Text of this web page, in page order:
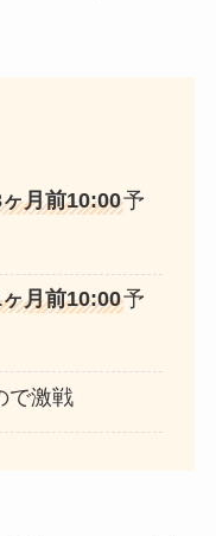
月前10:00予
月前10:00予
で激戦